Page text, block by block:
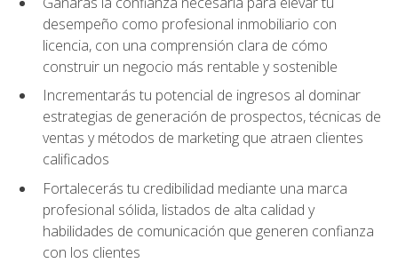
desempeño como profesional inmobiliario con
licencia, con una comprensión clara de cómo
construir un negocio más rentable y sostenible
Incrementarás tu potencial de ingresos al dominar
estrategias de generación de prospectos, técnicas de
ventas y métodos de marketing que atraen clientes
calificados
Fortalecerás tu credibilidad mediante una marca
profesional sólida, listados de alta calidad y
habilidades de comunicación que generen confianza
con los clientes